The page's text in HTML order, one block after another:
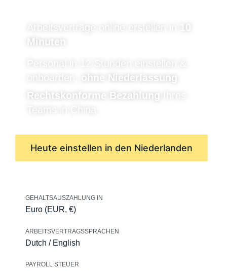
Arbeitsverträge online erstellen in
10
Minuten
Personal in 12 Stunden einstellen &
onboarden,
ohne Niederlassung
Rechtskonforme Bezahlung
Heute einstellen in den Niederlanden
GEHALTSAUSZAHLUNG IN
Euro (EUR, €)
ARBEITSVERTRAGSSPRACHEN
Dutch / English
PAYROLL STEUER